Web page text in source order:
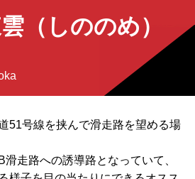
（しののめ）
51号線を挟んで滑走路を望める場
走路への誘導路となっていて、